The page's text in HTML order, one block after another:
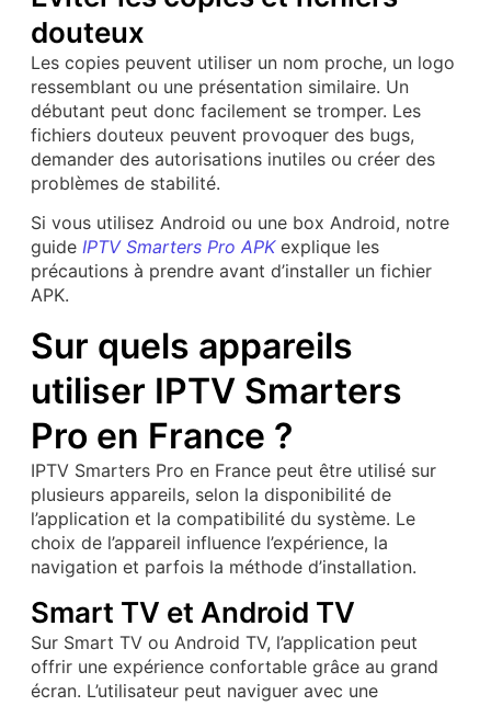
douteux
Les copies peuvent utiliser un nom proche, un logo
ressemblant ou une présentation similaire. Un
débutant peut donc facilement se tromper. Les
fichiers douteux peuvent provoquer des bugs,
demander des autorisations inutiles ou créer des
problèmes de stabilité.
Si vous utilisez Android ou une box Android, notre
guide IPTV Smarters Pro APKexplique les
précautions à prendre avant d’installer un fichier
APK.
Sur quels appareils
utiliser IPTV Smarters
Pro en France ?
IPTV Smarters Pro en France peut être utilisé sur
plusieurs appareils, selon la disponibilité de
l’application et la compatibilité du système. Le
choix de l’appareil influence l’expérience, la
navigation et parfois la méthode d’installation.
Smart TV et Android TV
Sur Smart TV ou Android TV, l’application peut
offrir une expérience confortable grâce au grand
écran. L’utilisateur peut naviguer avec une